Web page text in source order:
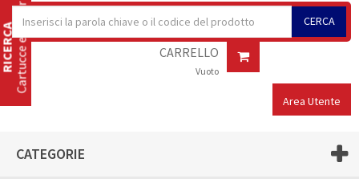
CERCA
CARRELLO
Vuoto
Area Utente
CATEGORIE
Cartucce e Toner